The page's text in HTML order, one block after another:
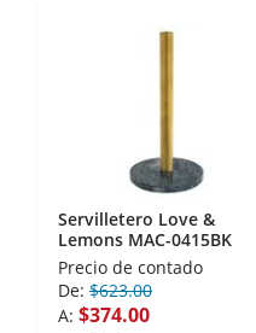
disposiciones legales y
Asociación Mexicana
- Nos encontramos en
Servilletero Love &
Lemons MAC-0415BK
Precio de contado
De: $623.00
A: $374.00